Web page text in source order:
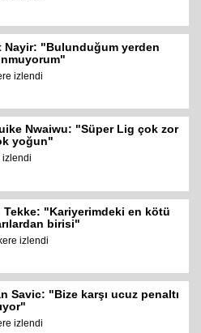
Nayir: "Bulunduğum yerden
izlendi
Nwaiwu: "Süper Lig çok zor
yoğun"
izlendi
Tekke: "Kariyerimdeki en kötü
birisi"
izlendi
Savic: "Bize karşı ucuz penaltı
izlendi